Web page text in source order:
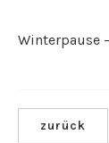
Winterpause
zurück